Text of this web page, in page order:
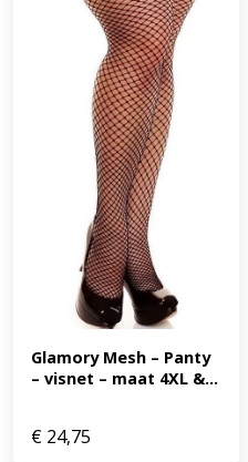
Glamory Mesh – Panty
– visnet – maat 4XL &...
€ 24,75